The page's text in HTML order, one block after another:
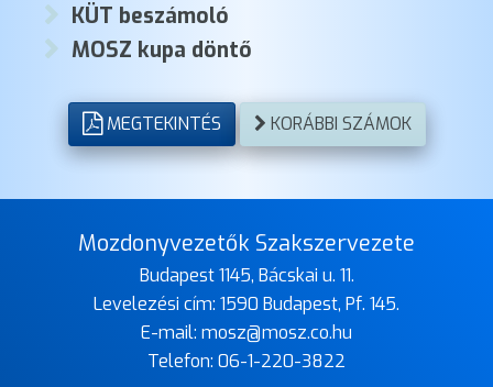
KÜT beszámoló
MOSZ kupa döntő
MEGTEKINTÉS KORÁBBI SZÁMOK
Mozdonyvezetők Szakszervezete
Budapest 1145, Bácskai u. 11.
Levelezési cím: 1590 Budapest, Pf. 145.
E-mail: mosz@mosz.co.hu
Telefon: 06-1-220-3822